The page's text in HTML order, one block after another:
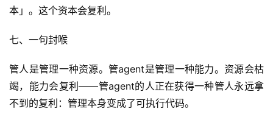
开
代
常
用
本」。这个资本会复利。
七、一句封喉
管人是管理一种资源。管agent是管理一种能力。资源会枯
竭，能力会复利——管agent的人正在获得一种管人永远拿
不到的复利：管理本身变成了可执行代码。